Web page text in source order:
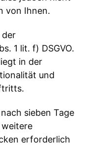
von Ihnen.
der
1 lit. f) DSGVO.
in der
und
sieben Tage
erforderlich